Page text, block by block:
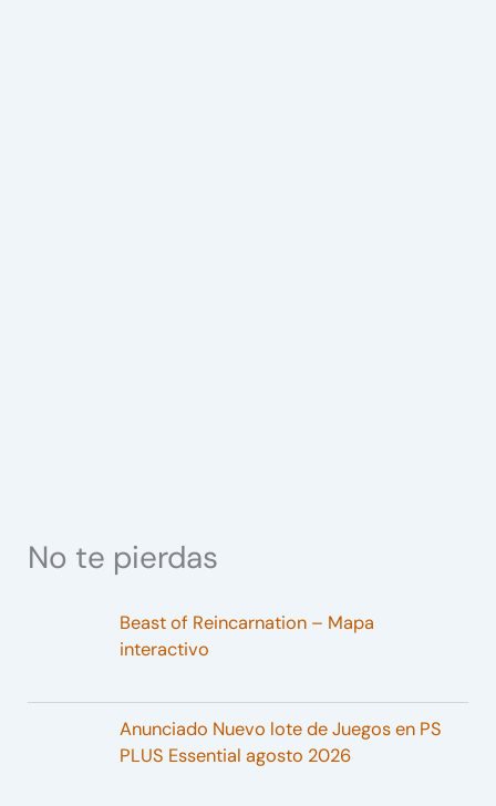
No te pierdas
Beast of Reincarnation – Mapa
interactivo
Anunciado Nuevo lote de Juegos en PS
PLUS Essential agosto 2026